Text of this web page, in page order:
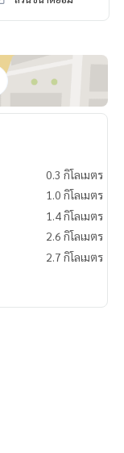
0.3 กิโลเมตร
1.0 กิโลเมตร
1.4 กิโลเมตร
2.6 กิโลเมตร
2.7 กิโลเมตร